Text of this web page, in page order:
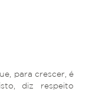
para crescer, é
diz respeito